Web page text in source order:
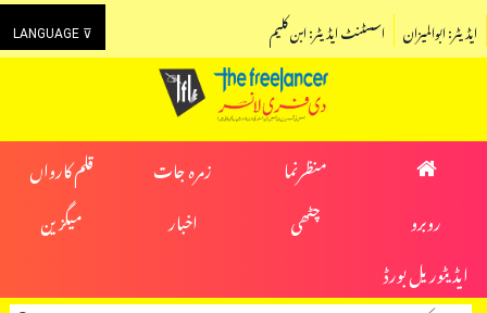
LANGUAGE ⊽ اسسٹنٹ ایڈیٹر: ابن کلیم ایڈیٹر: ابوالمیزان
منظرنما زمرہ جات
قلم کارواں
روبرو
چٹھی اخبار
میگزین
ایڈیٹوریل بورڈ